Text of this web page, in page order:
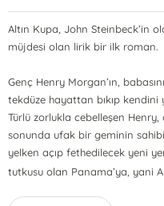
Altın Kupa, John Steinbeck’in
müjdesi olan lirik bir ilk roman.
Genç Henry Morgan’ın,
tekdüze hayattan bıkıp kendini
Türlü zorlukla cebelleşen Henry,
sonunda ufak bir geminin
yelken açıp fethedilecek yeni
tutkusu olan Panama’ya, yani